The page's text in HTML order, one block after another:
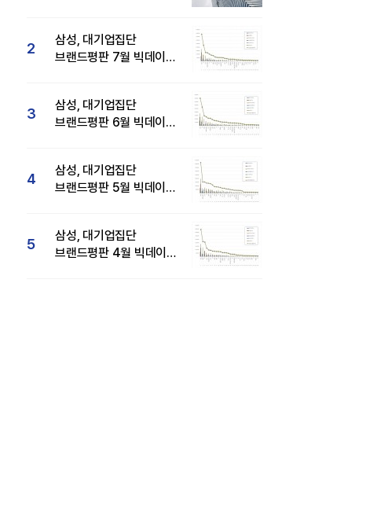
2
삼성, 대기업집단
브랜드평판 7월 빅데이터
3
삼성, 대기업집단
브랜드평판 6월 빅데이터
4
삼성, 대기업집단
브랜드평판 5월 빅데이터
5
삼성, 대기업집단
브랜드평판 4월 빅데이터